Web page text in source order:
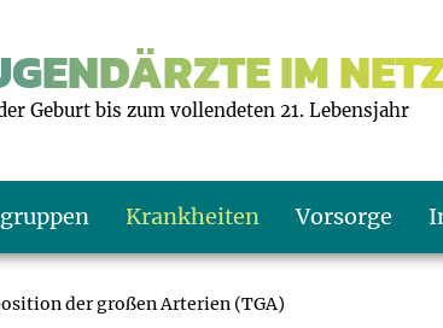
IM
Geburt bis zum vollendeten 21. Lebensjahr
Krankheiten Vorsorge
der großen Arterien (TGA)